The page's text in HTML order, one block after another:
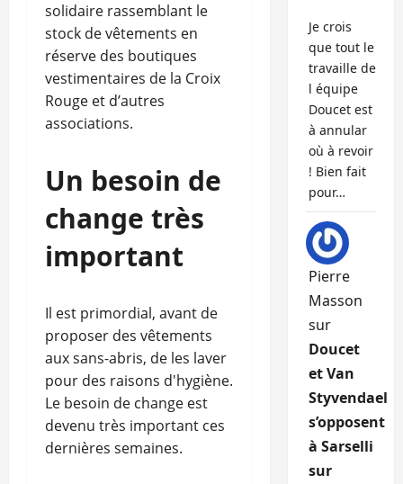
solidaire rassemblant le
stock de vêtements en
réserve des boutiques
vestimentaires de la Croix
Rouge et d’autres
associations.
Un besoin de
change très
important
Il est primordial, avant de
proposer des vêtements
aux sans-abris, de les laver
pour des raisons d'hygiène.
Le besoin de change est
devenu très important ces
dernières semaines.
Je crois
que tout le
travaille de
l équipe
Doucet est
à annular
où à revoir
! Bien fait
pour…
Pierre
Masson
sur
Doucet
et Van
Styvendael
s’opposent
à Sarselli
sur